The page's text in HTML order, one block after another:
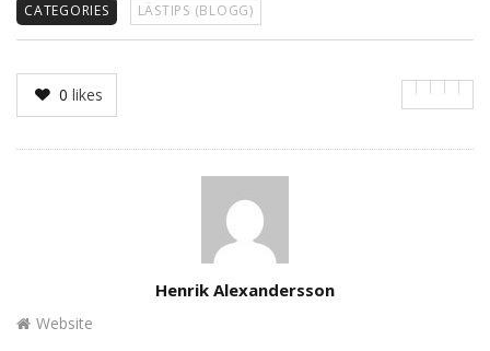
CATEGORIES LÄSTIPS (BLOGG)
0 likes
Henrik Alexandersson
Website